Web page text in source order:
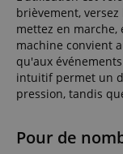
brièvement,
mettez en marche,
machine convient
qu'aux
intuitif permet un
pression, tandis
Pour de